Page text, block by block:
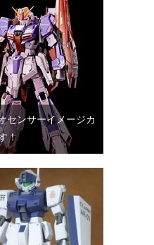
ンサーイメージカ
！